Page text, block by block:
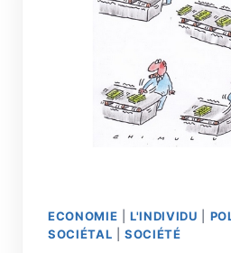
ECONOMIE |L'INDIVIDU
SOCIÉTAL |SOCIÉTÉ